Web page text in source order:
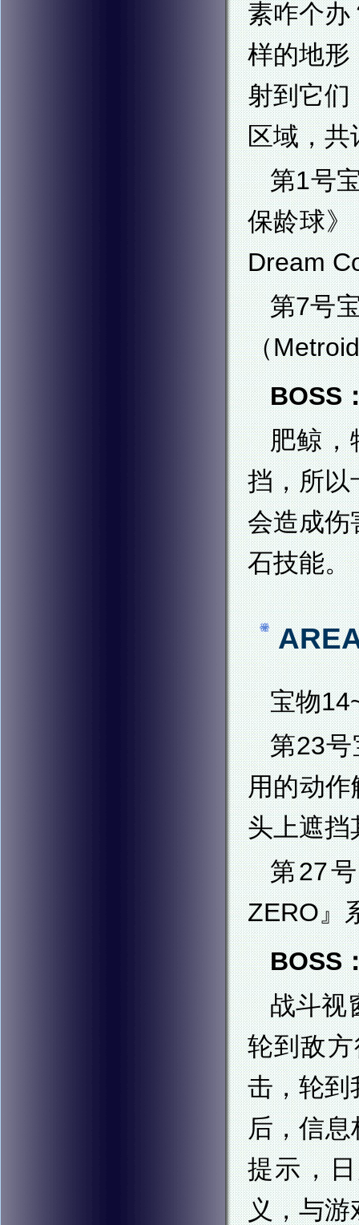
素咋个办
样的地形
射到它们
区域，共
第1号
保龄球
Dream
第7号
（
BOSS
肥鲸，
挡，所以
会造成伤
石技能。
宝物
第23
用的动作
头上遮挡
第27
ZERO』
BOSS
战斗视
轮到敌
击，轮到
后，信息
提示，
义，与游